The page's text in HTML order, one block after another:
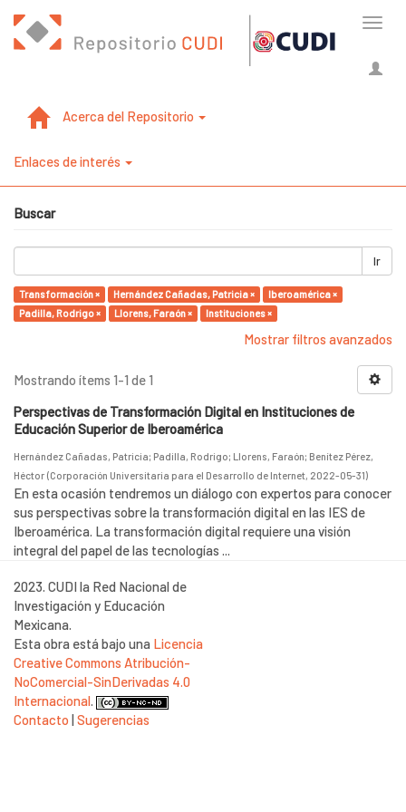
Acerca del Repositorio
Enlaces de interés
Buscar
Ir
Transformación × Hernández Cañadas, Patricia ×
Iberoamérica ×
Padilla, Rodrigo ×
Llorens, Faraón × Instituciones ×
Mostrar filtros avanzados
Mostrando ítems 1-1 de 1
Perspectivas de Transformación Digital en Instituciones de
Educación Superior de Iberoamérica
Hernández Cañadas, Patricia; Padilla, Rodrigo; Llorens, Faraón; Benítez Pérez,
Héctor (Corporación Universitaria para el Desarrollo de Internet, 2022-05-31)
En esta ocasión tendremos un diálogo con expertos para conocer
sus perspectivas sobre la transformación digital en las IES de
Iberoamérica. La transformación digital requiere una visión
integral del papel de las tecnologías ...
2023. CUDI la Red Nacional de
Investigación y Educación
Mexicana.
Esta obra está bajo una Licencia
Creative Commons Atribución-
NoComercial-SinDerivadas 4.0
Internacional.
Contacto |Sugerencias